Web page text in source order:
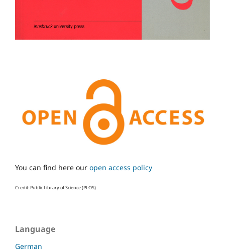
You can find here our open access policy
Credit: Public Library of Science (PLOS)
Language
German